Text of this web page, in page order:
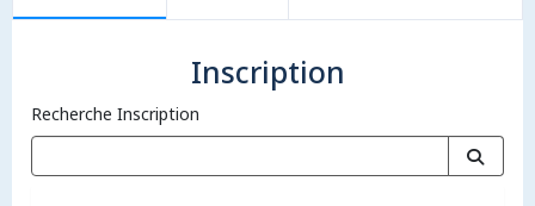
Inscription
Recherche Inscription